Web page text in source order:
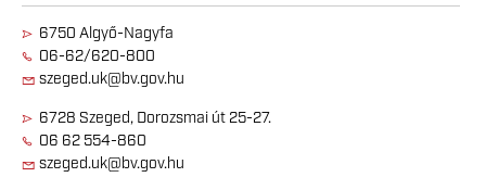
6750 Algyő-Nagyfa
06-62/620-800
szeged.uk@bv.gov.hu
6728 Szeged, Dorozsmai út 25-27.
06 62 554-860
szeged.uk@bv.gov.hu